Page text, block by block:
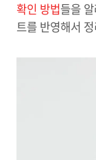
확인 방법들을
트를 반영해서